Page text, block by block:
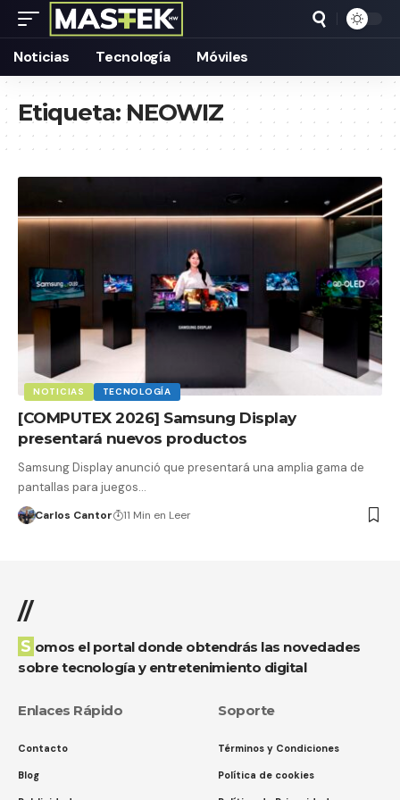
Noticias Tecnología Móviles
Etiqueta:NEOWIZ
NOTICIAS TECNOLOGÍA
[COMPUTEX 2026] Samsung Display
presentará nuevos productos
Samsung Display anunció que presentará una amplia gama de
pantallas para juegos…
Carlos Cantor 11 Min en Leer
//
Somos el portal donde obtendrás las novedades
sobre tecnología y entretenimiento digital
Enlaces Rápido
Contacto
Blog
Soporte
Términos y Condiciones
Política de cookies